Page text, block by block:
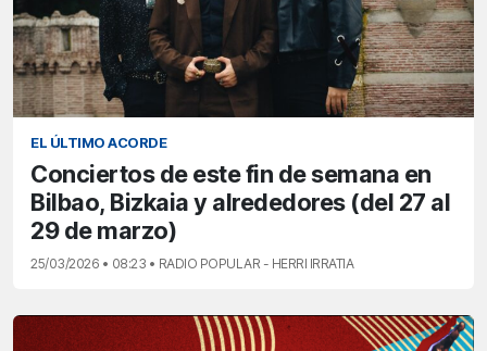
EL ÚLTIMO ACORDE
Conciertos de este fin de semana en
Bilbao, Bizkaia y alrededores (del 27 al
29 de marzo)
25/03/2026 • 08:23 • RADIO POPULAR - HERRI IRRATIA